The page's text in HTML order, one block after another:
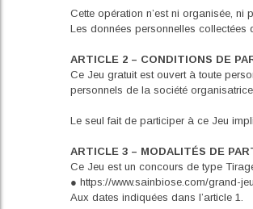
Cette opération n’est ni organisée, ni
Les données personnelles collectées
ARTICLE 2 – CONDITIONS DE
Ce Jeu gratuit est ouvert à toute
personnels de la société
Le seul fait de participer à ce Jeu
ARTICLE 3 – MODALITÉS DE
Ce Jeu est un concours de type
● https://www.sainbiose.com/grand-
Aux dates indiquées dans l’article 1.